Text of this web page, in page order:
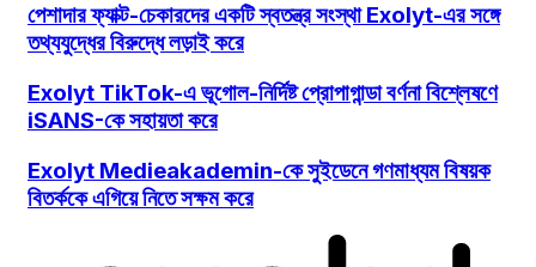
পেশাদার ফ্যাক্ট-চেকারদের একটি স্বতন্ত্র সংস্থা Exolyt-এর সঙ্গে
তথ্যযুদ্ধের বিরুদ্ধে লড়াই করে
Exolyt TikTok-এ ভূগোল-নির্দিষ্ট প্রোপাগান্ডা বর্ণনা বিশ্লেষণে
iSANS-কে সহায়তা করে
Exolyt Medieakademin-কে সুইডেনে গণমাধ্যম বিষয়ক
বিতর্ককে এগিয়ে নিতে সক্ষম করে